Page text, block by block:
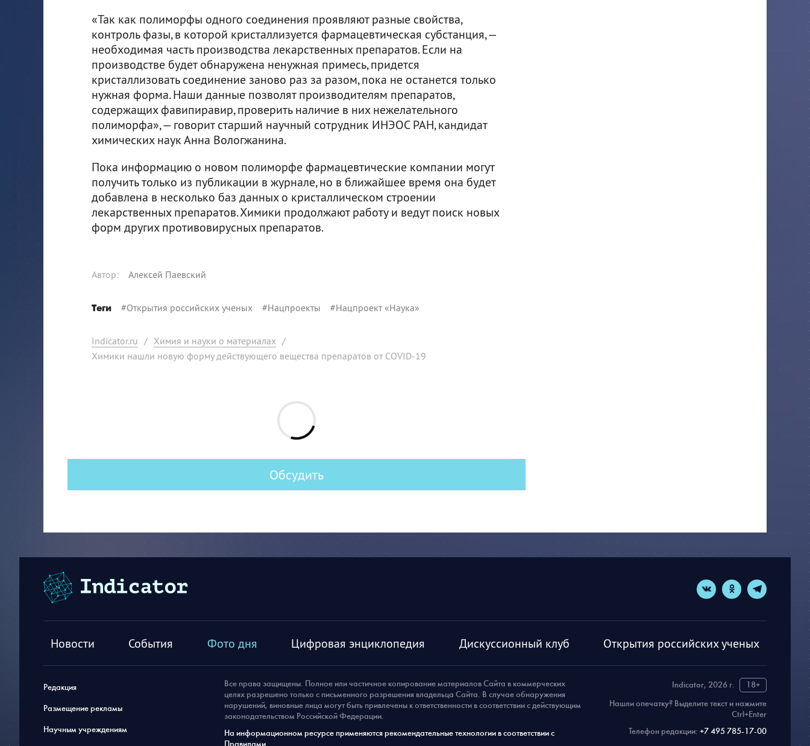
«Так как полиморфы одного соединения проявляют разные свойства,
контроль фазы, в которой кристаллизуется фармацевтическая субстанция, —
необходимая часть производства лекарственных препаратов. Если на
производстве будет обнаружена ненужная примесь, придется
кристаллизовать соединение заново раз за разом, пока не останется только
нужная форма. Наши данные позволят производителям препаратов,
содержащих фавипиравир, проверить наличие в них нежелательного
полиморфа», — говорит старший научный сотрудник ИНЭОС РАН, кандидат
химических наук Анна Вологжанина.
Пока информацию о новом полиморфе фармацевтические компании могут
получить только из публикации в журнале, но в ближайшее время она будет
добавлена в несколько баз данных о кристаллическом строении
лекарственных препаратов. Химики продолжают работу и ведут поиск новых
форм других противовирусных препаратов.
Автор: Алексей Паевский
Теги #Открытия российских ученых #Нацпроекты #Нацпроект «Наука»
Indicator.ru / Химия и науки о материалах /
Химики нашли новую форму действующего вещества препаратов от COVID-19
Обсудить
Новости События Фото дня Цифровая энциклопедия Дискуссионный клуб Открытия российских ученых
Редакция
Размещение рекламы
Научным учреждениям
Indicator, 2026 г.
18+
Нашли опечатку? Выделите текст и нажмите
Ctrl+Enter
Телефон редакции: +7 495 785-17-00
Все права защищены. Полное или частичное копирование материалов Сайта в коммерческих
целях разрешено только с письменного разрешения владельца Сайта. В случае обнаружения
нарушений, виновные лица могут быть привлечены к ответственности в соответствии с действующим
законодательством Российской Федерации.
На информационном ресурсе применяются рекомендательные технологии в соответствии с
Правилами